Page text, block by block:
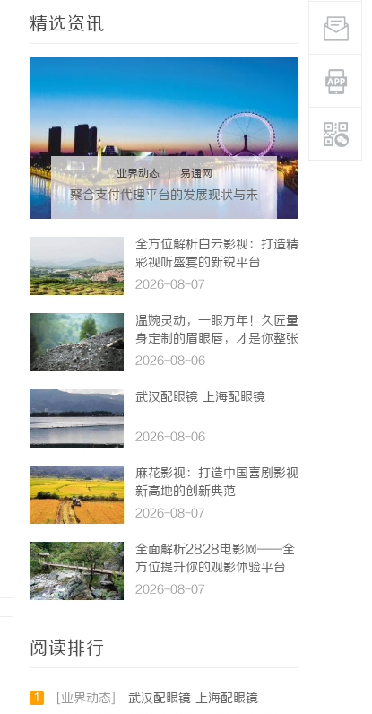
精选资讯
业界动态 | 易通网
聚合支付代理平台的发展现状与未
全方位解析白云影视：打造精
彩视听盛宴的新锐平台
2026-08-07
温婉灵动，一眼万年！久匠量
身定制的眉眼唇，才是你整张
脸的点睛之笔！淡颜系女生的
2026-08-06
武汉配眼镜 上海配眼镜
2026-08-06
麻花影视：打造中国喜剧影视
新高地的创新典范
2026-08-07
全面解析2828电影网——全
方位提升你的观影体验平台
2026-08-07
阅读排行
1 [业界动态] 武汉配眼镜 上海配眼镜